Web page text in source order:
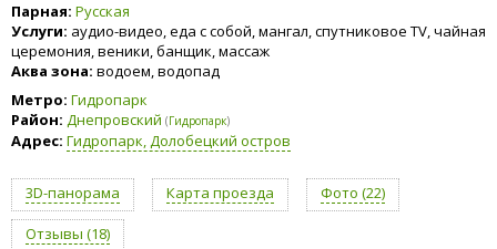
Парная: Русская
Услуги: аудио-видео, еда с собой, мангал, спутниковое TV, чайная
церемония, веники, банщик, массаж
Аква зона: водоем, водопад
Метро: Гидропарк
Район: Днепровский (Гидропарк)
Адрес: Гидропарк, Долобецкий остров
3D-панорама Карта проезда Фото (22)
Отзывы (18)